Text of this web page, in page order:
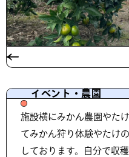
イベント・農園
施設横にみかん農園やた
てみかん狩り体験やたけ
しております。自分で収